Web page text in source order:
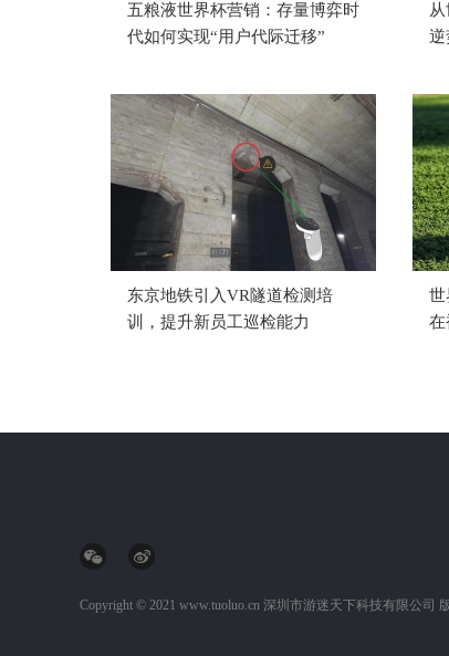
五粮液世界杯营销：存量博弈时
代如何实现“用户代际迁移”
逆
东京地铁引入VR隧道检测培
训，提升新员工巡检能力
世
在
Copyright © 2021 www.tuoluo.cn 深圳市游迷天下科技有限公司